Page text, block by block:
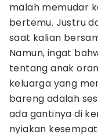
malah memudar
bertemu. Justru
saat kalian
Namun, ingat
tentang anak
keluarga yang
bareng adalah
ada gantinya di
nyiakan